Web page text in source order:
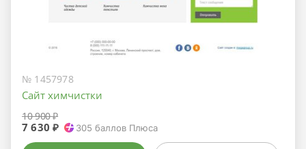
№ 1457978
Сайт химчистки
10 900 ₽
7 630 ₽ 305 баллов Плюса